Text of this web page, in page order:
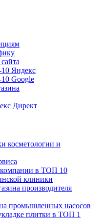
Яндекс
Google
Директ
косметологии и
компании в ТОП 10
клиники
производителя
промышленных насосов
плитки в ТОП 1